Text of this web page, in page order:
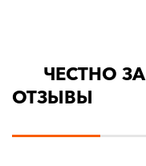
ЧЕСТНО
ОТЗЫВЫ